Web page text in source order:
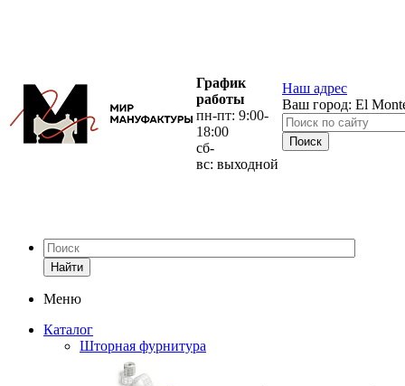
График
работы
пн-пт: 9:00-
18:00
сб-
вс: выходной
Наш адрес
Ваш город: El
Найти
Меню
Каталог
Шторная фурнитура